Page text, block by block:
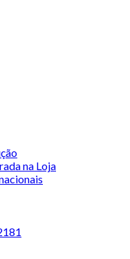
na Loja